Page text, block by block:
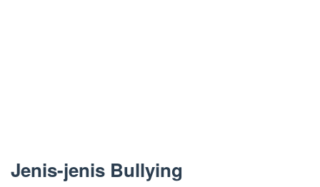
Jenis-jenis Bullying